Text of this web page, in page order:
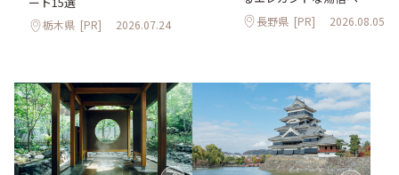
栃木県 [PR] 2026.07.24 長野県 [PR] 2026.08.05